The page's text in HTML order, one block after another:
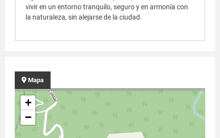
vivir en un entorno tranquilo, seguro y en armonía con
la naturaleza, sin alejarse de la ciudad.
Mapa
+
−